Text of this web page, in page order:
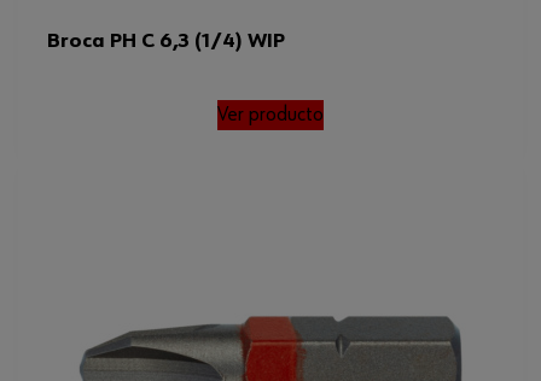
Broca PH C 6,3 (1/4) WIP
Ver producto